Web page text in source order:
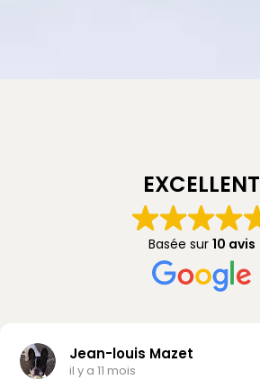
EXCELLENT
Basée sur 10 avis
Jean-louis Mazet
il y a 11 mois